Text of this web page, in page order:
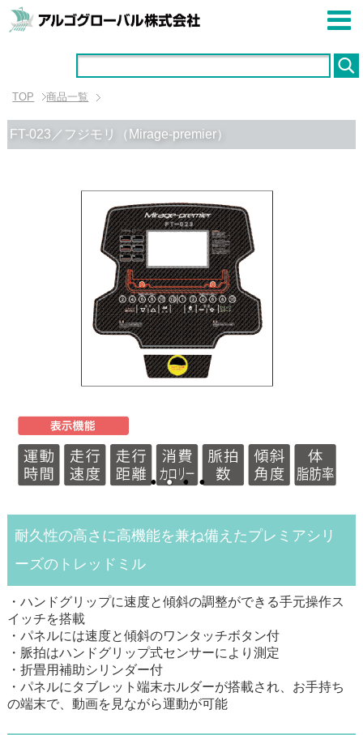
TOP 商品一覧
FT-023／フジモリ（Mirage-premier）
耐久性の高さに高機能を兼ね備えたプレミアシリ
ーズのトレッドミル
・ハンドグリップに速度と傾斜の調整ができる手元操作ス
イッチを搭載
・パネルには速度と傾斜のワンタッチボタン付
・脈拍はハンドグリップ式センサーにより測定
・折畳用補助シリンダー付
・パネルにタブレット端末ホルダーが搭載され、お手持ち
の端末で、動画を見ながら運動が可能